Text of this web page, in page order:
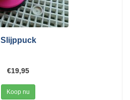
Slijppuck
€19,95
Koop nu